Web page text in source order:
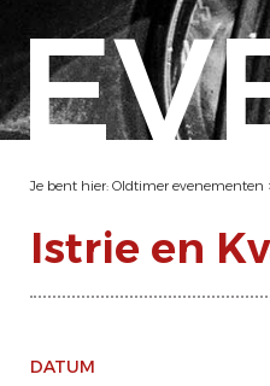
Je bent hier: Oldtimer evenementen
Istrie en
DATUM